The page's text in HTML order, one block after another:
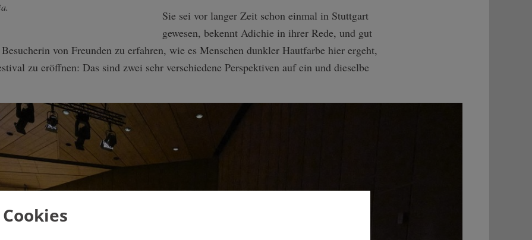
Sie sei vor langer Zeit schon einmal in Stuttgart
gewesen, bekennt Adichie in ihrer Rede, und gut
von Freunden zu erfahren, wie es Menschen dunkler Hautfarbe hier ergeht,
zu eröffnen: Das sind zwei sehr verschiedene Perspektiven auf ein und dieselbe